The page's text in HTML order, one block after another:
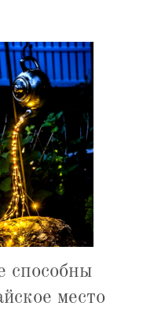
способны
место